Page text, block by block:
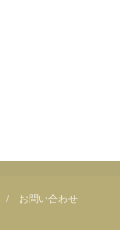
お問い合わせ